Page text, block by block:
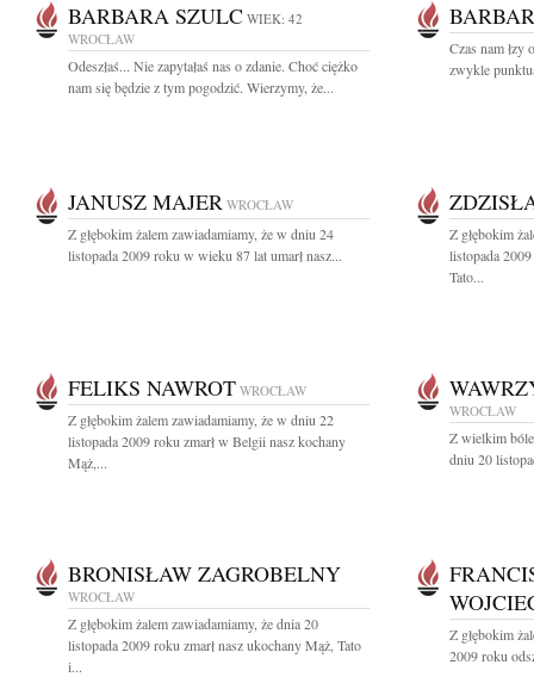
BARBARA SZULC WIEK: 42
WROCŁAW
Odeszłaś... Nie zapytałaś nas o zdanie. Choć ciężko
nam się będzie z tym pogodzić. Wierzymy, że...
Czas nam łzy
zwykle
JANUSZ MAJER WROCŁAW
Z głębokim żalem zawiadamiamy, że w dniu 24
listopada 2009 roku w wieku 87 lat umarł nasz...
Z głębokim
listopada
Tato...
FELIKS NAWROT WROCŁAW
Z głębokim żalem zawiadamiamy, że w dniu 22
listopada 2009 roku zmarł w Belgii nasz kochany
Mąż,...
WROCŁAW
Z wielkim
dniu 20
BRONISŁAW ZAGROBELNY
WROCŁAW
Z głębokim żalem zawiadamiamy, że dnia 20
listopada 2009 roku zmarł nasz ukochany Mąż, Tato
i...
Z głębokim
2009 roku